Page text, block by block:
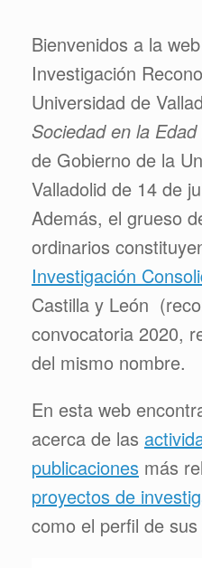
Bienvenidos a la
Investigación
Universidad de
Sociedad en la Edad
de Gobierno de la
Valladolid de 14 de
Además, el grueso
ordinarios
Investigación
Castilla y León
convocatoria 2020,
del mismo nombre.
En esta web
acerca de las
publicaciones más
proyectos de
como el perfil de sus